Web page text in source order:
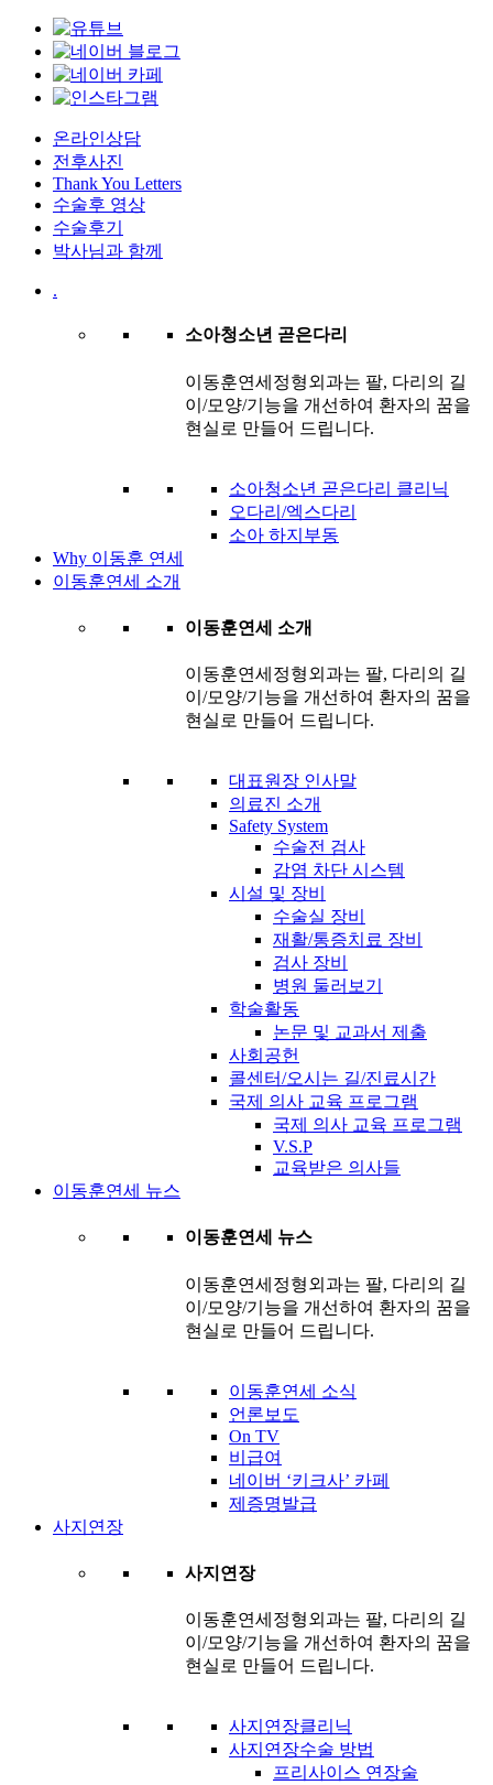
온라인상담
전후사진
Thank You Letters
수술후 영상
수술후기
박사님과 함께
.
소아청소년 곧은다리
이동훈연세정형외과는 팔, 다리의 길
이/모양/기능을 개선하여 환자의 꿈을
현실로 만들어 드립니다.
소아청소년 곧은다리 클리닉
오다리/엑스다리
소아 하지부동
Why 이동훈 연세
이동훈연세 소개
이동훈연세 소개
이동훈연세정형외과는 팔, 다리의 길
이/모양/기능을 개선하여 환자의 꿈을
현실로 만들어 드립니다.
대표원장 인사말
의료진 소개
Safety System
수술전 검사
감염 차단 시스템
시설 및 장비
수술실 장비
재활/통증치료 장비
검사 장비
병원 둘러보기
학술활동
논문 및 교과서 제출
사회공헌
콜센터/오시는 길/진료시간
국제 의사 교육 프로그램
국제 의사 교육 프로그램
V.S.P
교육받은 의사들
이동훈연세 뉴스
이동훈연세 뉴스
이동훈연세정형외과는 팔, 다리의 길
이/모양/기능을 개선하여 환자의 꿈을
현실로 만들어 드립니다.
이동훈연세 소식
언론보도
On TV
비급여
네이버 ‘키크사’ 카페
제증명발급
사지연장
사지연장
이동훈연세정형외과는 팔, 다리의 길
이/모양/기능을 개선하여 환자의 꿈을
현실로 만들어 드립니다.
사지연장클리닉
사지연장수술 방법
프리사이스 연장술